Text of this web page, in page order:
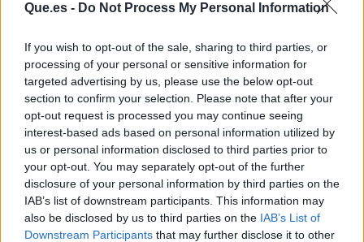
Que.es - Do Not Process My Personal Information
If you wish to opt-out of the sale, sharing to third parties, or
processing of your personal or sensitive information for
targeted advertising by us, please use the below opt-out
section to confirm your selection. Please note that after your
opt-out request is processed you may continue seeing
interest-based ads based on personal information utilized by
us or personal information disclosed to third parties prior to
your opt-out. You may separately opt-out of the further
disclosure of your personal information by third parties on the
IAB’s list of downstream participants. This information may
also be disclosed by us to third parties on the IAB’s List of
Downstream Participants that may further disclose it to other
Publicidad